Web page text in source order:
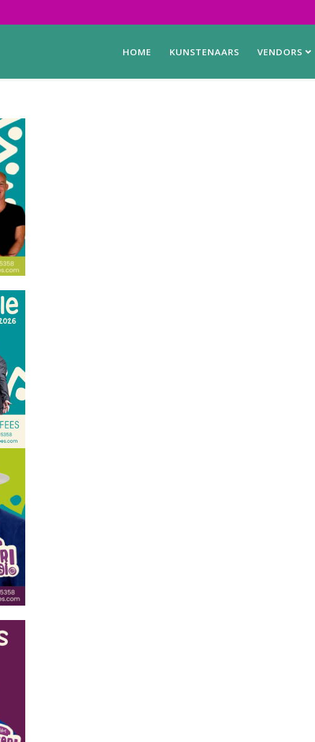
HOME KUNSTENAARS VENDORS